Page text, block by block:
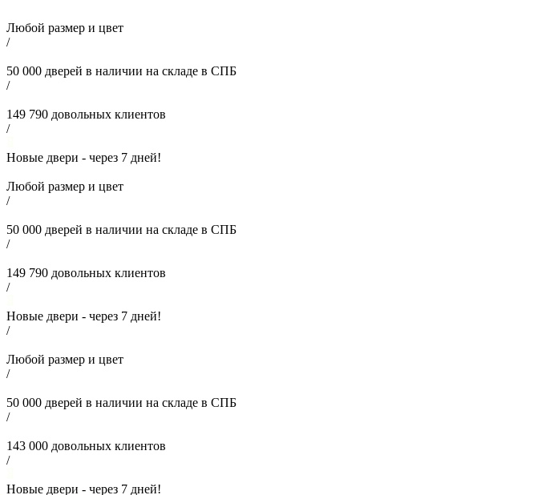
Любой размер и цвет
/
50 000 дверей в наличии на складе в СПБ
/
149 790 довольных клиентов
/
Новые двери - через 7 дней!
Любой размер и цвет
/
50 000 дверей в наличии на складе в СПБ
/
149 790 довольных клиентов
/
Новые двери - через 7 дней!
/
Любой размер и цвет
/
50 000 дверей в наличии на складе в СПБ
/
143 000 довольных клиентов
/
Новые двери - через 7 дней!